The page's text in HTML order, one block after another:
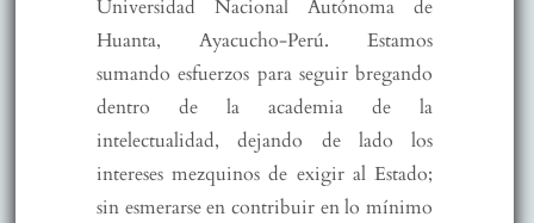
Universidad Nacional Autónoma de
Huanta, Ayacucho-Perú. Estamos
sumando esfuerzos para seguir bregando
dentro de la academia de la
intelectualidad, dejando de lado los
intereses mezquinos de exigir al Estado;
sin esmerarse en contribuir en lo mínimo